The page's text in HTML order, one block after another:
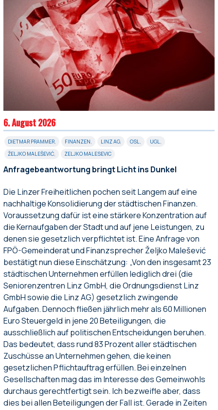
6. August 2026
DIETMAR PRAMMER, FINANZEN, LINZ AG, OSL, UGL,
ŽELJKO MALEŠEVIĆ, ZELJKO MALESEVIC
Anfragebeantwortung bringt Licht ins Dunkel
Die Linzer Freiheitlichen pochen seit Langem auf eine
nachhaltige Konsolidierung der städtischen Finanzen.
Voraussetzung dafür ist eine stärkere Konzentration auf
die Kernaufgaben der Stadt und auf jene Leistungen, zu
denen sie gesetzlich verpflichtet ist. Eine Anfrage von
FPÖ-Gemeinderat und Finanzsprecher Željko Malešević
bestätigt nun diese Einschätzung: „Von den insgesamt 23
städtischen Unternehmen erfüllen lediglich drei (die
Seniorenzentren Linz GmbH, die Ordnungsdienst Linz
GmbH sowie die Linz AG) gesetzlich zwingende
Aufgaben. Dennoch fließen jährlich mehr als 60 Millionen
Euro Steuergeld in jene 20 Beteiligungen, die
ausschließlich auf politischen Entscheidungen beruhen.
Das bedeutet, dass rund 83 Prozent aller städtischen
Zuschüsse an Unternehmen gehen, die keinen
gesetzlichen Pflichtauftrag erfüllen. Bei einzelnen
Gesellschaften mag das im Interesse des Gemeinwohls
durchaus gerechtfertigt sein. Ich bezweifle aber, dass
dies bei allen Beteiligungen der Fall ist. Gerade in Zeiten